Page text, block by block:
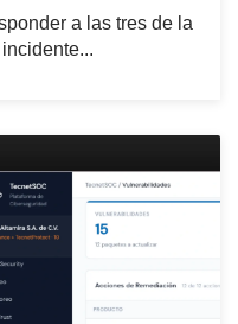
a las tres de la